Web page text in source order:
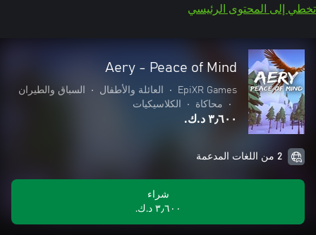
تخطي إلى المحتوى الرئيسي
Aery - Peace of Mind
EpiXR Games
• العائلة والأطفال •
السباق والطيران
•
محاكاة • الكلاسيكيات
٣٫٦٠٠ د.ك.‏
2 من اللغات المدعمة
شراء
٣٫٦٠٠ د.ك.‏